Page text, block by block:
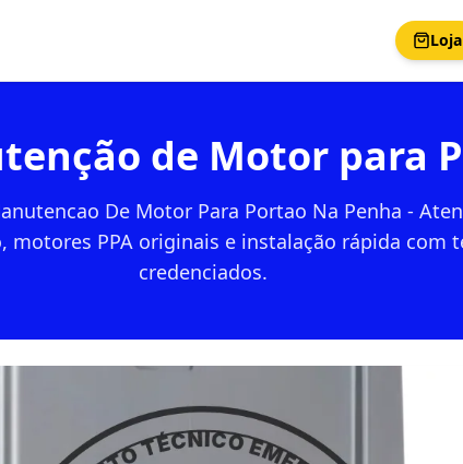
Loja
de Motor para
De Motor Para Portao Na Penha -
motores PPA originais e instalação rápida com
credenciados.